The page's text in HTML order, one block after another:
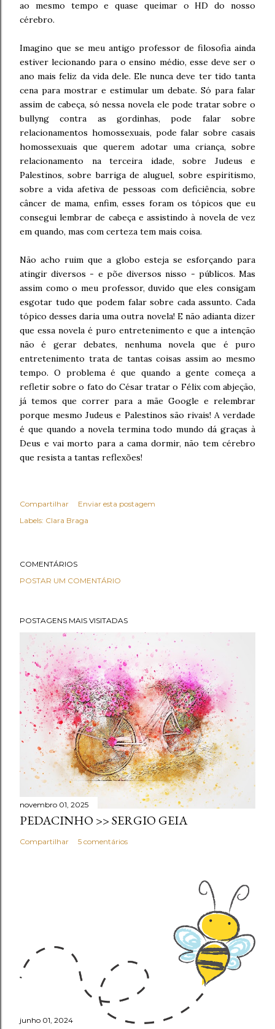
ao mesmo tempo e quase queimar o HD do nosso
cérebro.
Imagino que se meu antigo professor de filosofia ainda
estiver lecionando para o ensino médio, esse deve ser o
ano mais feliz da vida dele. Ele nunca deve ter tido tanta
cena para mostrar e estimular um debate. Só para falar
assim de cabeça, só nessa novela ele pode tratar sobre o
bullyng contra as gordinhas, pode falar sobre
relacionamentos homossexuais, pode falar sobre casais
homossexuais que querem adotar uma criança, sobre
relacionamento na terceira idade, sobre Judeus e
Palestinos, sobre barriga de aluguel, sobre espiritismo,
sobre a vida afetiva de pessoas com deficiência, sobre
câncer de mama, enfim, esses foram os tópicos que eu
consegui lembrar de cabeça e assistindo à novela de vez
em quando, mas com certeza tem mais coisa.
Não acho ruim que a globo esteja se esforçando para
atingir diversos - e põe diversos nisso - públicos. Mas
assim como o meu professor, duvido que eles consigam
esgotar tudo que podem falar sobre cada assunto. Cada
tópico desses daria uma outra novela! E não adianta dizer
que essa novela é puro entretenimento e que a intenção
não é gerar debates, nenhuma novela que é puro
entretenimento trata de tantas coisas assim ao mesmo
tempo. O problema é que quando a gente começa a
refletir sobre o fato do César tratar o Félix com abjeção,
já temos que correr para a mãe Google e relembrar
porque mesmo Judeus e Palestinos são rivais! A verdade
é que quando a novela termina todo mundo dá graças à
Deus e vai morto para a cama dormir, não tem cérebro
que resista a tantas reflexões!
Compartilhar
Enviar esta postagem
Labels: Clara Braga
COMENTÁRIOS
POSTAR UM COMENTÁRIO
POSTAGENS MAIS VISITADAS
novembro 01, 2025
PEDACINHO >> SERGIO GEIA
Compartilhar 5 comentários
junho 01, 2024